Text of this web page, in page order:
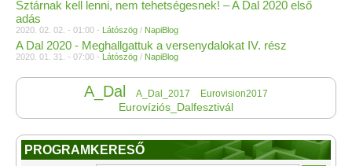
Sztárnak kell lenni, nem tehetségesnek! – A Dal 2020 első
adás
2020. 02. 02. - 01:00 - Látószög / NapiBlog
A Dal 2020 - Meghallgattuk a versenydalokat IV. rész
2020. 01. 31. - 07:00 - Látószög / NapiBlog
A_Dal A_Dal_2017 Eurovision2017
Eurovíziós_Dalfesztivál
PROGRAMKERESŐ